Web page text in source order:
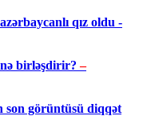
qız oldu -
birləşdirir?–
son görüntüsü diqqət